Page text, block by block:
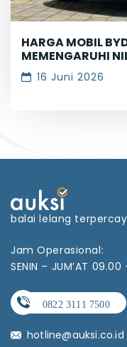
HARGA MOBIL
MEMENGARUHI
16 Juni 2026
balai lelang
Jam Operasional:
SENIN – JUM’AT 09.00
hotline@auksi.co.id